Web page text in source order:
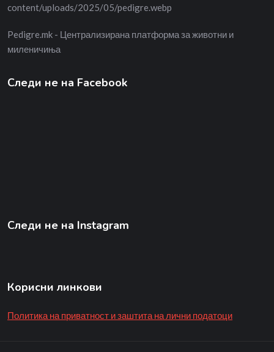
Pedigre.mk - Централизирана платформа за животни и
миленичиња
Следи не на Facebook
Следи не на Instagram
Корисни линкови
Политика на приватност и заштита на лични податоци